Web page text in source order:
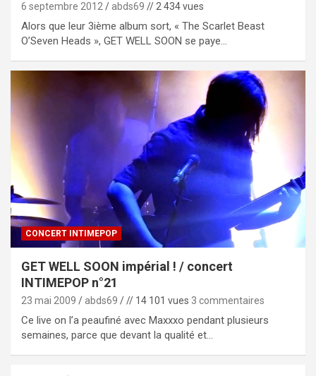
6 septembre 2012 abds69 // 2 434 vues
Alors que leur 3ième album sort, « The Scarlet Beast
O’Seven Heads », GET WELL SOON se paye…
CONCERT INTIMEPOP
GET WELL SOON impérial ! / concert
INTIMEPOP n°21
23 mai 2009 abds69 // 14 101 vues 3 commentaires
Ce live on l’a peaufiné avec Maxxxo pendant plusieurs
semaines, parce que devant la qualité et…